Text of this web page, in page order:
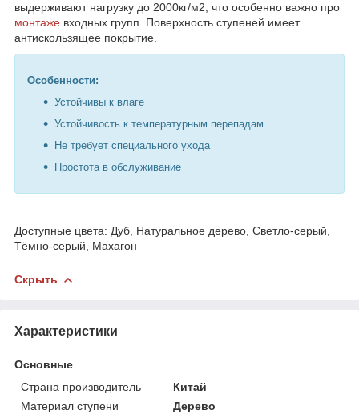
выдерживают нагрузку до 2000кг/м2, что особенно важно про
монтаже входных групп. Поверхность ступеней имеет
антискользящее покрытие.
Особенности:
Устойчивы к влаге
Устойчивость к температурным перепадам
Не требует специального ухода
Простота в обслуживание
Доступные цвета: Дуб, Натуральное дерево, Светло-серый,
Тёмно-серый, Махагон
Скрыть
Характеристики
Основные
Страна производитель
Китай
Материал ступени
Дерево